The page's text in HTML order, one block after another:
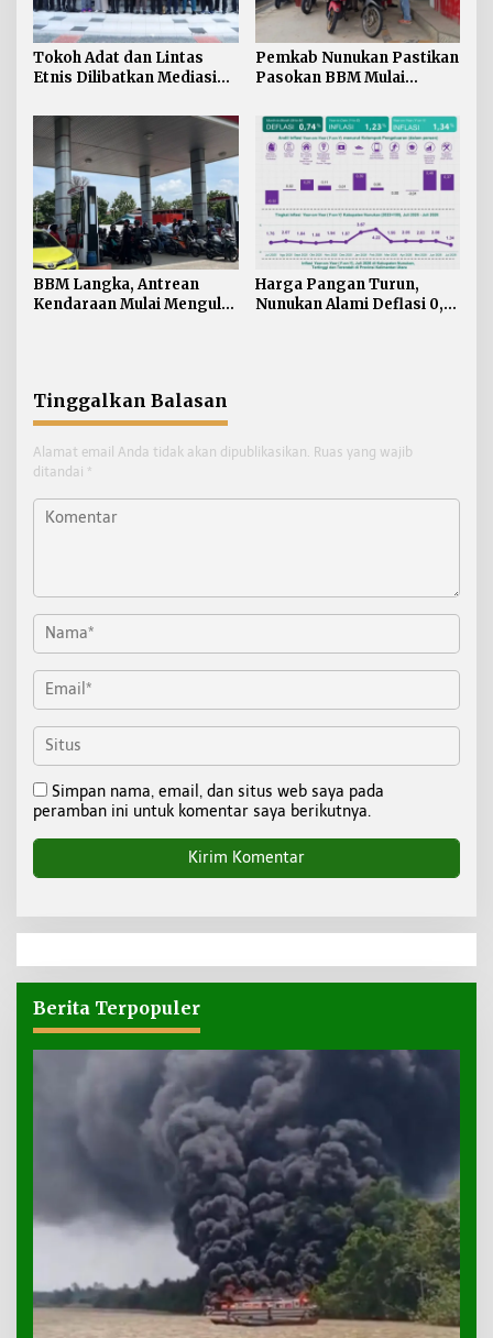
Tokoh Adat dan Lintas
Etnis Dilibatkan Mediasi
Nunukan
Pemkab Nunukan Pastikan
Pasokan BBM Mulai
Didistribusikan
BBM Langka, Antrean
Kendaraan Mulai Mengular
Harga Pangan Turun,
Nunukan Alami Deflasi 0,74
Tinggalkan Balasan
Alamat email Anda tidak akan dipublikasikan. Ruas yang wajib
ditandai *
Simpan nama, email, dan situs web saya pada
peramban ini untuk komentar saya berikutnya.
Berita Terpopuler